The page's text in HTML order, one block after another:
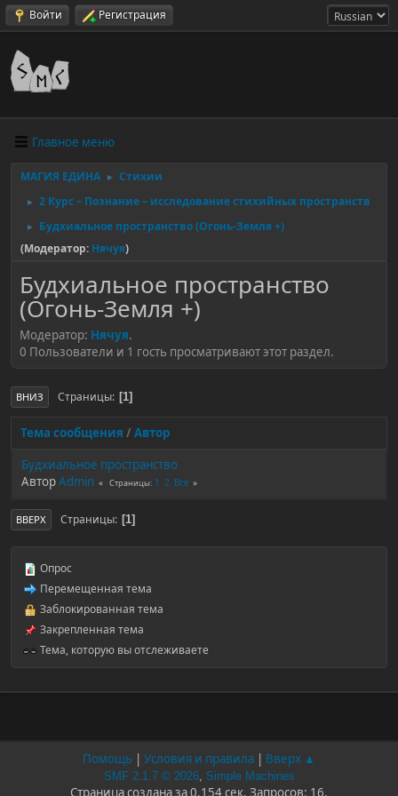
Войти Регистрация
Главное меню
МАГИЯ ЕДИНА ► Стихии
► 2 Курс – Познание – исследование стихийных пространств
►
Будхиальное пространство (Огонь-Земля +)
(Модератор: Нячуя)
Будхиальное пространство
(Огонь-Земля +)
Модератор: Нячуя.
0 Пользователи и 1 гость просматривают этот раздел.
ВНИЗ Страницы 1
Тема сообщения / Автор
Будхиальное пространство
АвторAdmin Страницы 1 2 Все
ВВЕРХ Страницы 1
Опрос
Перемещенная тема
Заблокированная тема
Закрепленная тема
Тема, которую вы отслеживаете
Помощь Условия и правила Вверх ▲
SMF 2.1.7 © 2026, Simple Machines
Страница создана за 0.154 сек. Запросов: 16.